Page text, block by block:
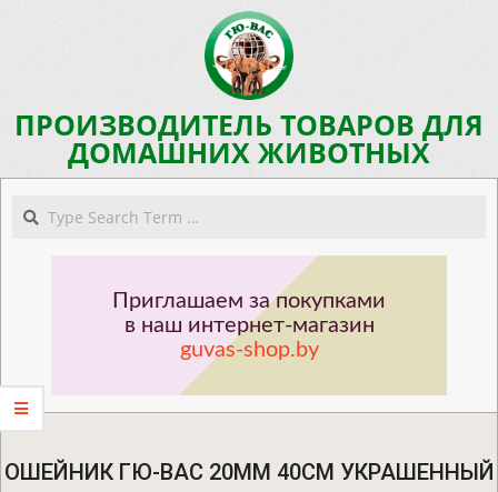
ПРОИЗВОДИТЕЛЬ ТОВАРОВ ДЛЯ
ДОМАШНИХ ЖИВОТНЫХ
Menu
Search
Приглашаем за покупками
в наш интернет-магазин
guvas-shop.by
ОШЕЙНИК ГЮ-ВАС 20ММ 40СМ УКРАШЕННЫЙ